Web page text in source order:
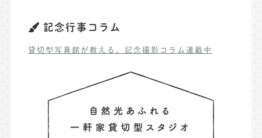
記念行事コラム
貸切型写真館が教える、記念撮影コラム連載中